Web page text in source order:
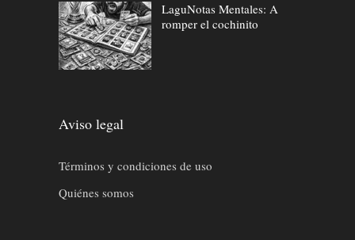
LaguNotas Mentales: A
romper el cochinito
Aviso legal
Términos y condiciones de uso
Quiénes somos